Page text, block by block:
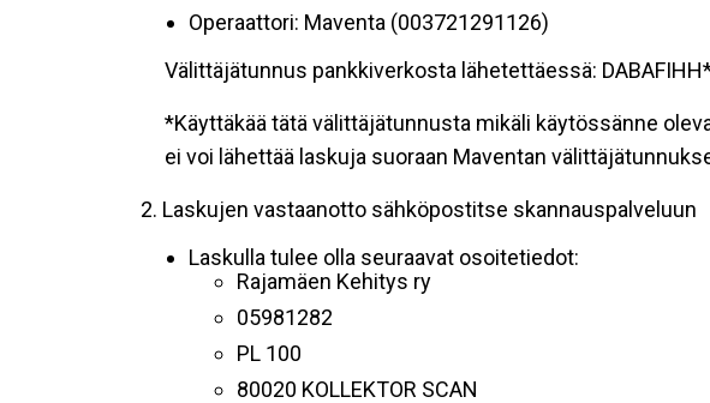
Operaattori: Maventa (003721291126)
Välittäjätunnus pankkiverkosta lähetettäessä:
*Käyttäkää tätä välittäjätunnusta mikäli käytössänne
ei voi lähettää laskuja suoraan Maventan
2. Laskujen vastaanotto sähköpostitse skannauspalveluun
Laskulla tulee olla seuraavat osoitetiedot:
Rajamäen Kehitys ry
05981282
PL 100
80020 KOLLEKTOR SCAN